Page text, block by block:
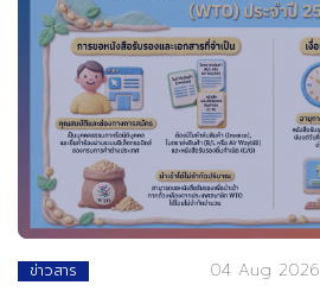
ข่าวสาร 04 Aug 2026